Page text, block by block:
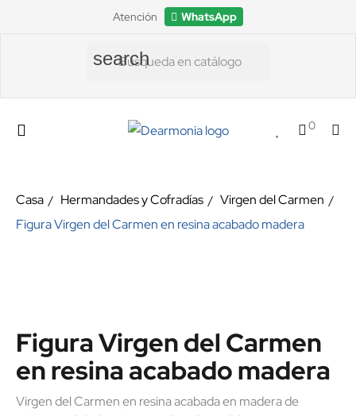
Atención WhatsApp
search
0
Casa Hermandades y Cofradías
Virgen del Carmen
Figura Virgen del Carmen en resina acabado madera
Figura Virgen del Carmen
en resina acabado madera
Virgen del Carmen en resina acabada en madera de